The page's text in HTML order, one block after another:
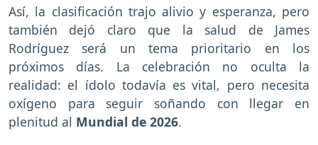
Así, la clasificación trajo alivio y esperanza, pero
también dejó claro que la salud de James
Rodríguez será un tema prioritario en los
próximos días. La celebración no oculta la
realidad: el ídolo todavía es vital, pero necesita
oxígeno para seguir soñando con llegar en
plenitud al Mundial de 2026.